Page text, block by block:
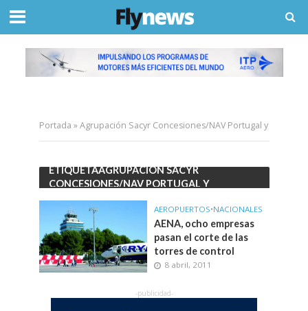
Portada »Agrupación Sacyr Concesiones/NAV Portugal y
ETIQUETAAGRUPACIÓN SACYR
CONCESIONES/NAV PORTUGAL Y
AEROPUERTOS•NACIONALES
AENA, ocho empresas
pasan el corte de las
torres de control
8 abril, 2011